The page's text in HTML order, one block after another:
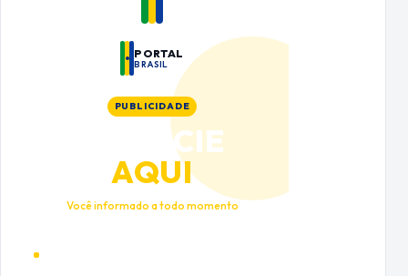
PORTAL
BRASIL
PUBLICIDADE
ANUNCIE
AQUI
Você informado a todo momento